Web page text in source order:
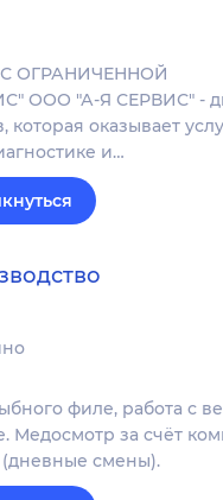
С ОГРАНИЧЕННОЙ
ООО "А‐Я СЕРВИС" -
оказывает
и…
филе, работа с
Медосмотр за счёт
(дневные смены).